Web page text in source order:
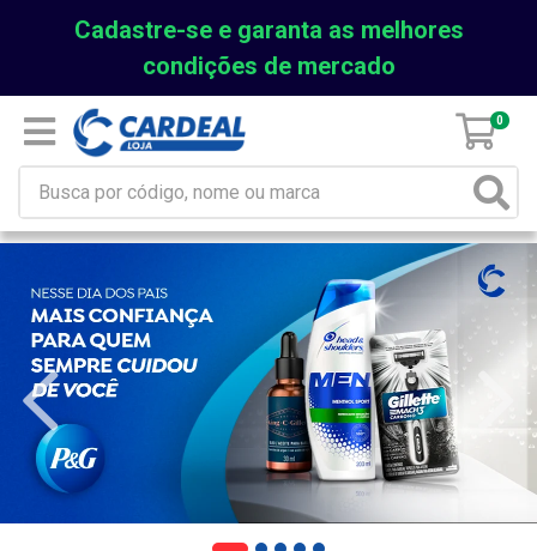
Cadastre-se e garanta as melhores
condições de mercado
0